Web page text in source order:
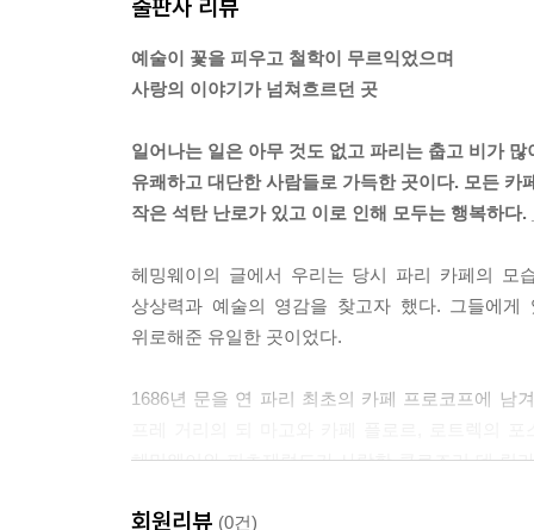
--- 「모딜리아니를 추억하며, 로통드」 중에서
고요함과 함께 마력 같은 아름다움을 지닌 이곳
70여 일을 머물며 72점의 작품을 남겼던 오베르
웅장한 기둥과 높은 아치 천장, 그리고 붉은색과
르와 이브 타랄롱이 디자인한 폭신한 의자와 금
--- 「루브르 박물관에서의 휴식, 카페 마를리」 중
1983년 문을 연 막심은 파리 사교 중심지로 많은
화려한 꽃병에서 고혹적인 아름다움이 느껴진다.
출판사 리뷰
예술이 꽃을 피우고 철학이 무르익었으며
사랑의 이야기가 넘쳐흐르던 곳
일어나는 일은 아무 것도 없고 파리는 춥고 비가 많
유쾌하고 대단한 사람들로 가득한 곳이다. 모든 카
작은 석탄 난로가 있고 이로 인해 모두는 행복하다
헤밍웨이의 글에서 우리는 당시 파리 카페의 모
상상력과 예술의 영감을 찾고자 했다. 그들에
위로해준 유일한 곳이었다.
1686년 문을 연 파리 최초의 카페 프로코프에 남
헤밍웨이와 피츠제럴드가 사랑한 클로즈리 데 릴
회원리뷰 (0건)